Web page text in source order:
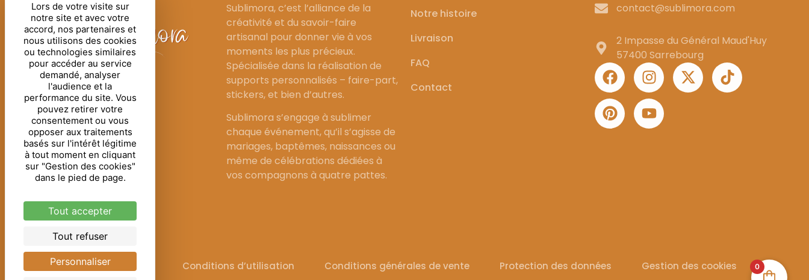
Sublimora, c’est l’alliance de la
créativité et du savoir-faire
artisanal pour donner vie à vos
moments les plus précieux.
Spécialisée dans la réalisation de
supports personnalisés – faire-part,
stickers, et bien d’autres.
Sublimora s’engage à sublimer
chaque événement, qu’il s’agisse de
mariages, baptêmes, naissances ou
même de célébrations dédiées à
vos compagnons à quatre pattes.
Notre histoire
Livraison
FAQ
Contact
contact@sublimora.com
2 Impasse du Général Maud'Huy
57400 Sarrebourg
Mentions légales Conditions d’utilisation Conditions générales de vente Protection des données Gestion des cookies 0
Lors de votre visite sur
notre site et avec votre
accord, nos partenaires et
nous utilisons des cookies
ou technologies similaires
pour accéder au service
demandé, analyser
l'audience et la
performance du site. Vous
pouvez retirer votre
consentement ou vous
opposer aux traitements
basés sur l'intérêt légitime
à tout moment en cliquant
sur "Gestion des cookies"
dans le pied de page.
Tout accepter
Tout refuser
Personnaliser